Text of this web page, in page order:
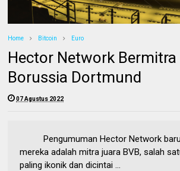
Home Bitcoin Euro
Hector Network Bermitra
Borussia Dortmund
07 Agustus 2022
Pengumuman Hector Network
mereka adalah mitra juara BVB, salah
paling ikonik dan dicintai ...